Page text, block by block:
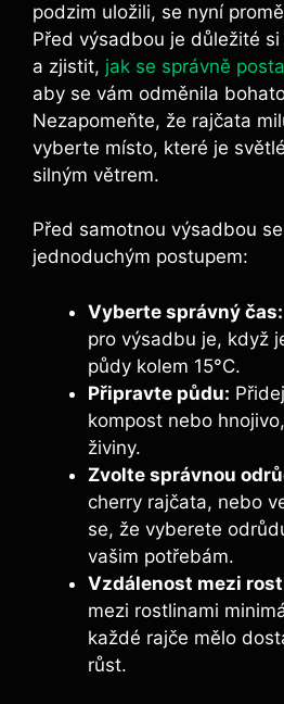
podzim uložili, ⁣se nyní⁢
Před ⁤výsadbou je důležité
a​ zjistit, jak se správně
aby se ⁢vám odměnila
Nezapomeňte, že rajčata
vyberte místo, které je
silným větrem.
Před samotnou výsadbou
⁤jednoduchým postupem:
Vyberte správný čas:
pro výsadbu ‌je, když
půdy kolem 15°C.
Připravte půdu:
kompost ⁣nebo‍
živiny.
Zvolte správnou
cherry rajčata, nebo
se, že vyberete
vašim potřebám.
Vzdálenost mezi
mezi rostlinami
každé rajče mělo
růst.